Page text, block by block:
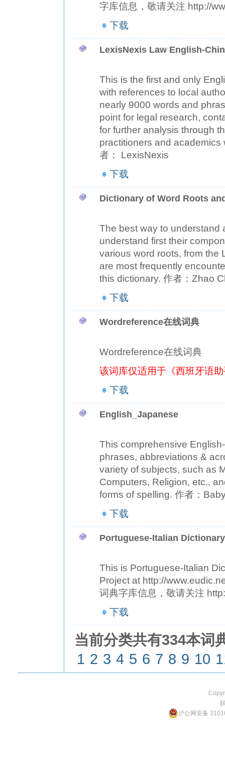
字库信息，敬请关注 http://
下载
LexisNexis Law English-
This is the first and only
with references to local
nearly 9000 words and
point for legal research,
for further analysis through
practitioners and
者： LexisNexis
下载
Dictionary of Word Roots
The best way to understand
understand first their
various word roots, from the
are most frequently
this dictionary. 作者：Zhao
下载
Wordreference在线词典
Wordreference在线词典
该词库仅适用于《西班牙语
下载
English_Japanese
This comprehensive
phrases, abbreviations &
variety of subjects, such as
Computers, Religion, etc.,
forms of spelling. 作者：
下载
Portuguese-Italian Dictionary
This is Portuguese-Italian
Project at http://
词典字库信息，敬请关注
下载
当前分类共有334本词
1 2 3 4 5 6 7 8 9 10
沪公网安备